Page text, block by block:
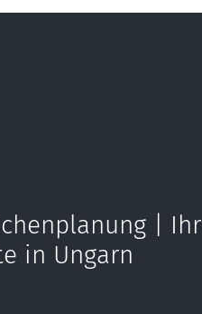
| Ihr
in Ungarn